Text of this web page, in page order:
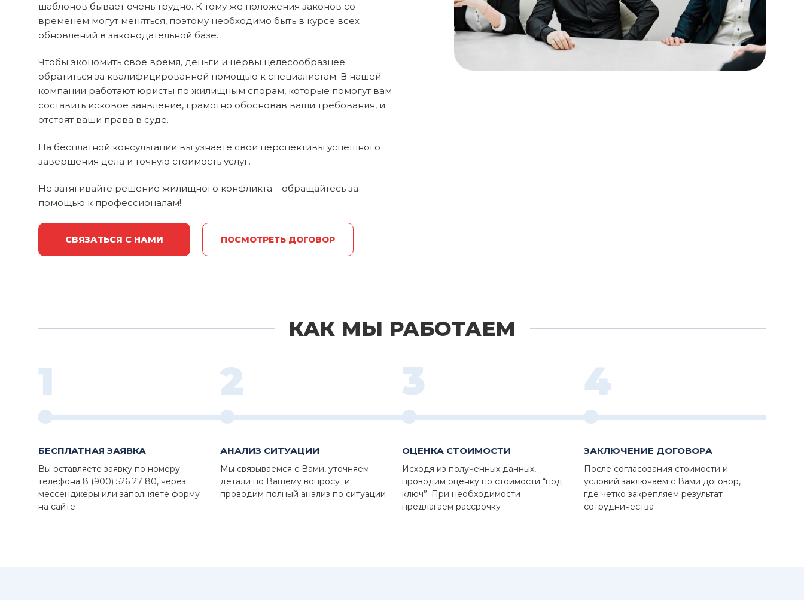
шаблонов бывает очень трудно. К тому же положения законов со
временем могут меняться, поэтому необходимо быть в курсе всех
обновлений в законодательной базе.
Чтобы экономить свое время, деньги и нервы целесообразнее
обратиться за квалифицированной помощью к специалистам. В нашей
компании работают юристы по жилищным спорам, которые помогут вам
составить исковое заявление, грамотно обосновав ваши требования, и
отстоят ваши права в суде.
На бесплатной консультации вы узнаете свои перспективы успешного
завершения дела и точную стоимость услуг.
Не затягивайте решение жилищного конфликта – обращайтесь за
помощью к профессионалам!
СВЯЗАТЬСЯ С НАМИ ПОСМОТРЕТЬ ДОГОВОР
КАК МЫ РАБОТАЕМ
1
БЕСПЛАТНАЯ ЗАЯВКА
Вы оставляете заявку по номеру
телефона 8 (900) 526 27 80, через
мессенджеры или заполняете форму
на сайте
2
АНАЛИЗ СИТУАЦИИ
Мы связываемся с Вами, уточняем
детали по Вашему вопросу и
проводим полный анализ по ситуации
3
ОЦЕНКА СТОИМОСТИ
Исходя из полученных данных,
проводим оценку по стоимости “под
ключ”. При необходимости
предлагаем рассрочку
4
ЗАКЛЮЧЕНИЕ ДОГОВОРА
После согласования стоимости и
условий заключаем с Вами договор,
где четко закрепляем результат
сотрудничества